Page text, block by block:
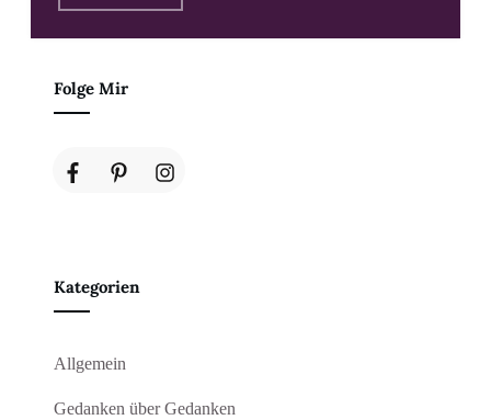
Folge Mir
Kategorien
Allgemein
Gedanken über Gedanken